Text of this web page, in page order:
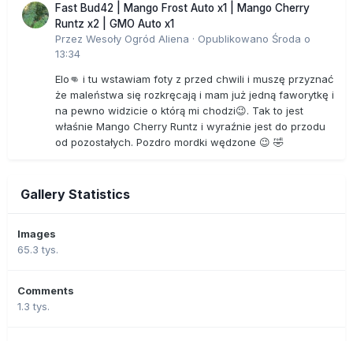
Fast Bud42 | Mango Frost Auto x1 | Mango Cherry
Runtz x2 | GMO Auto x1
Przez Wesoły Ogród Aliena · Opublikowano Środa o
13:34
Elo👊 i tu wstawiam foty z przed chwili i muszę przyznać
że maleństwa się rozkręcają i mam już jedną faworytkę i
na pewno widzicie o którą mi chodzi😉. Tak to jest
właśnie Mango Cherry Runtz i wyraźnie jest do przodu
od pozostałych. Pozdro mordki wędzone 😉 🤣
Gallery Statistics
Images
65.3 tys.
Comments
1.3 tys.